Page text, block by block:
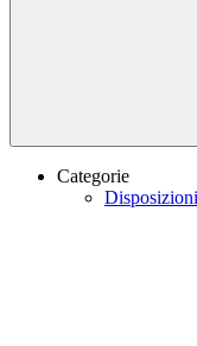
Categorie